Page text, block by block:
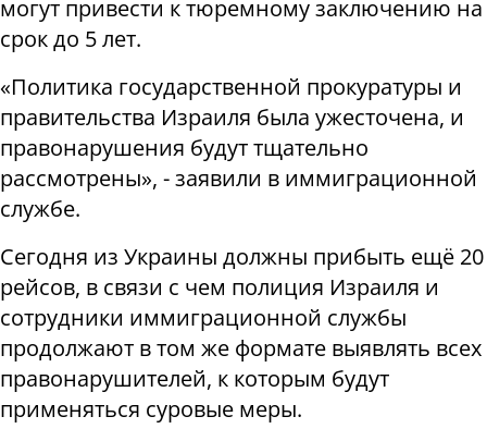
могут привести к тюремному заключению на
срок до 5 лет.
«Политика государственной прокуратуры и
правительства Израиля была ужесточена, и
правонарушения будут тщательно
рассмотрены», - заявили в иммиграционной
службе.
Сегодня из Украины должны прибыть ещё 20
рейсов, в связи с чем полиция Израиля и
сотрудники иммиграционной службы
продолжают в том же формате выявлять всех
правонарушителей, к которым будут
применяться суровые меры.